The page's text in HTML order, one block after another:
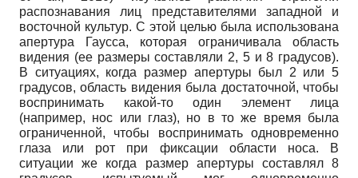
распознавания лиц представителями западной и
восточной культур. С этой целью была использована
апертура Гаусса, которая ограничивала область
видения (ее размеры составляли 2, 5 и 8 градусов).
В ситуациях, когда размер апертуры был 2 или 5
градусов, область видения была достаточной, чтобы
воспринимать какой-то один элемент лица
(например, нос или глаз), но в то же время была
ограниченной, чтобы воспринимать одновременно
глаза или рот при фиксации области носа. В
ситуации же когда размер апертуры составлял 8